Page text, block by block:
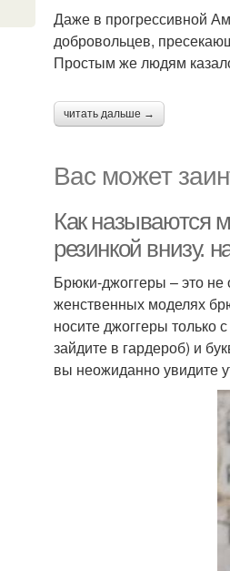
Даже в прогрессивной
добровольцев,
Простым же людям
читать дальше →
Вас может
Как называются
резинкой внизу.
Брюки-джоггеры – это не
женственных моделях
носите джоггеры
зайдите в гардероб) и
вы неожиданно увидите